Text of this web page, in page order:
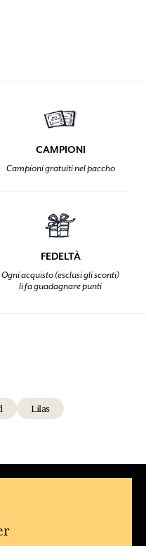
CAMPIONI
Campioni gratuiti nel paccho
FEDELTÀ
Ogni acquisto (esclusi gli sconti)
li fa guadagnare punti
Lilas